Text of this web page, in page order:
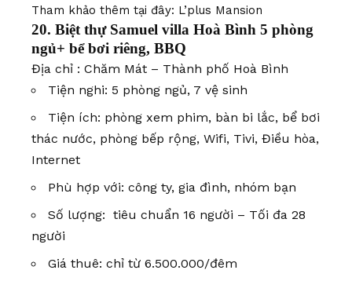
Tham khảo thêm tại đây: L’plus Mansion
20. Biệt thự Samuel villa Hoà Bình 5 phòng
ngủ+ bể bơi riêng, BBQ
Địa chỉ : Chăm Mát – Thành phố Hoà Bình
Tiện nghi: 5 phòng ngủ, 7 vệ sinh
Tiện ích: phòng xem phim, bàn bi lắc, bể bơi
thác nước, phòng bếp rộng, Wifi, Tivi, Điều hòa,
Internet
Phù hợp với: công ty, gia đình, nhóm bạn
Số lượng: tiêu chuẩn 16 người – Tối đa 28
người
Giá thuê: chỉ từ 6.500.000/đêm